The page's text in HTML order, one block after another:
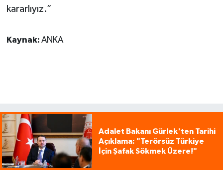
kararlıyız.”
Kaynak: ANKA
Adalet Bakanı Gürlek'ten Tarihi
Açıklama: "Terörsüz Türkiye
İçin Şafak Sökmek Üzere!"